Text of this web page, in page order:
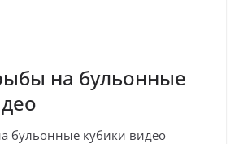
на бульонные
бульонные кубики видео